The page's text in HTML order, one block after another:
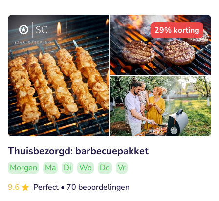
29% korting
Thuisbezorgd: barbecuepakket
Morgen Ma Di Wo Do
Vr
9.6
Perfect • 70 beoordelingen